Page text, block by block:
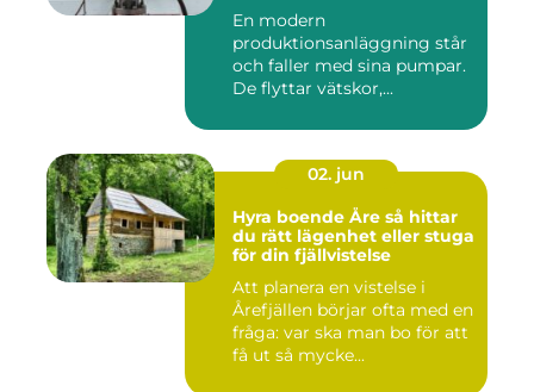
En modern
produktionsanläggning står
och faller med sina pumpar.
De flyttar vätskor,...
02. jun
Hyra boende Åre så hittar
du rätt lägenhet eller stuga
för din fjällvistelse
Att planera en vistelse i
Årefjällen börjar ofta med en
fråga: var ska man bo för att
få ut så mycke...